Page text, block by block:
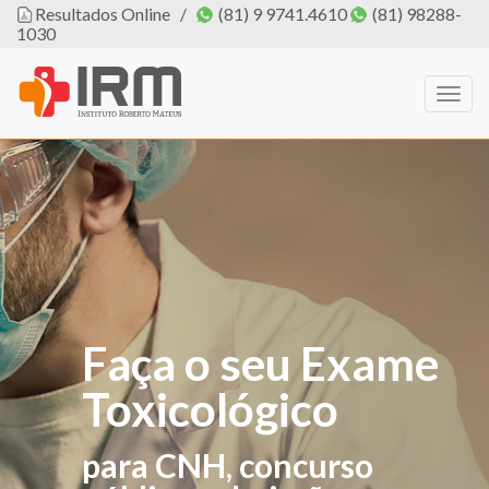
Resultados Online / (81) 9 9741.4610
(81) 98288-
1030
Faça o seu Exame
Toxicológico
para CNH, concurso
O IRM agora tem
PROFISSIONAL
DE EDUCAÇÃO